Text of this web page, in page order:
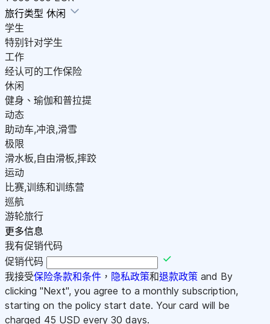
旅行类型 休闲
学生
特别针对学生
工作
经认可的工作保险
休闲
健身、瑜伽和普拉提
动态
助动车,冲浪,滑雪
极限
滑水板,自由滑板,摔跤
运动
比赛,训练和训练营
巡航
游轮旅行
更多信息
我有促销代码
促销代码
我接受保险条款和条件 ， 隐私政策和退款政策 and By
clicking "Next", you agree to a monthly subscription,
starting on the policy start date. Your card will be
charged 45 USD every 30 days.